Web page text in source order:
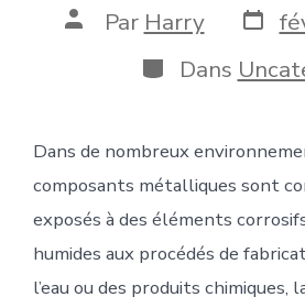
Auteur
publication
Par Harry Date
de
Catégories
Dans
Dans de nombreux
composants métalliques sont
exposés à des éléments
humides aux procédés de
l’eau ou des produits chimiques,